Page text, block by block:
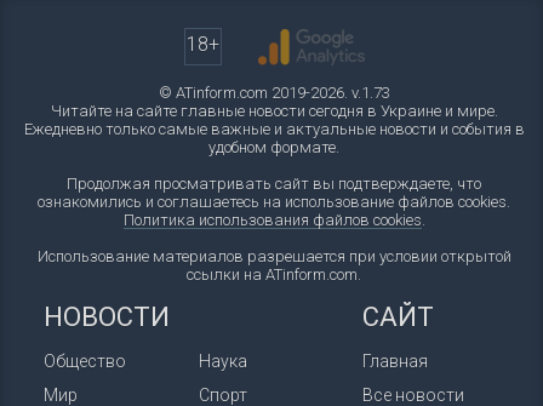
18+
© ATinform.com 2019-2026. v.1.73
Читайте на сайте главные новости сегодня в Украине и мире.
Ежедневно только самые важные и актуальные новости и события в
удобном формате.
Продолжая просматривать сайт вы подтверждаете, что
ознакомились и соглашаетесь на использование файлов cookies.
Политика использования файлов cookies.
Использование материалов разрешается при условии открытой
ссылки на ATinform.com.
НОВОСТИ
Общество
Мир
Наука
Спорт
САЙТ
Главная
Все новости